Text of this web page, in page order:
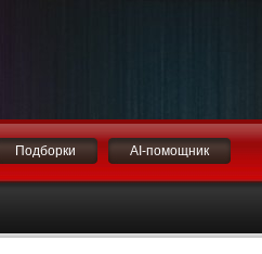
Подборки AI-помощник